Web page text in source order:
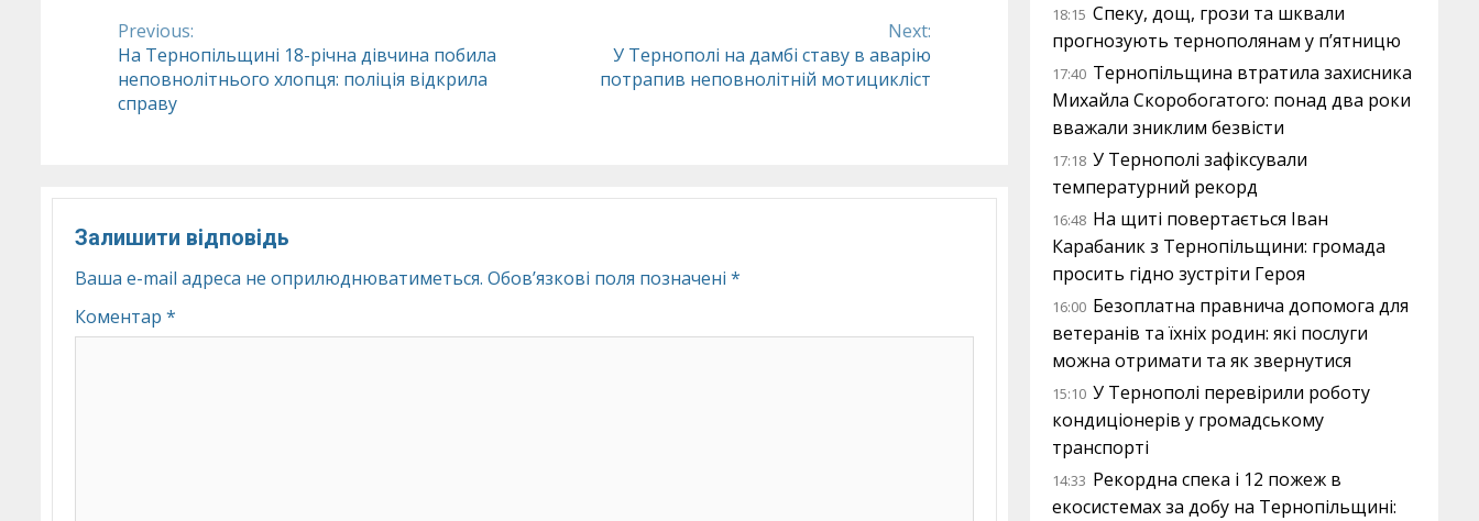
Continue
Reading
Previous:
На Тернопільщині 18-річна дівчина побила
неповнолітнього хлопця: поліція відкрила
справу
Next:
У Тернополі на дамбі ставу в аварію
потрапив неповнолітній мотицикліст
Залишити відповідь
Ваша e-mail адреса не оприлюднюватиметься. Обов’язкові поля позначені *
Коментар *
18:15 Спеку, дощ, грози та шквали
прогнозують тернополянам у п’ятницю
17:40 Тернопільщина втратила захисника
Михайла Скоробогатого: понад два роки
вважали зниклим безвісти
17:18 У Тернополі зафіксували
температурний рекорд
16:48 На щиті повертається Іван
Карабаник з Тернопільщини: громада
просить гідно зустріти Героя
16:00 Безоплатна правнича допомога для
ветеранів та їхніх родин: які послуги
можна отримати та як звернутися
15:10 У Тернополі перевірили роботу
кондиціонерів у громадському
транспорті
14:33 Рекордна спека і 12 пожеж в
екосистемах за добу на Тернопільщині: